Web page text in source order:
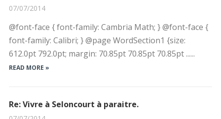
07/07/2014
@font-face { font-family: Cambria Math; } @font-face {
font-family: Calibri; } @page WordSection1 {size:
612.0pt 792.0pt; margin: 70.85pt 70.85pt 70.85pt ......
READ MORE »
Re: Vivre à Seloncourt à paraitre.